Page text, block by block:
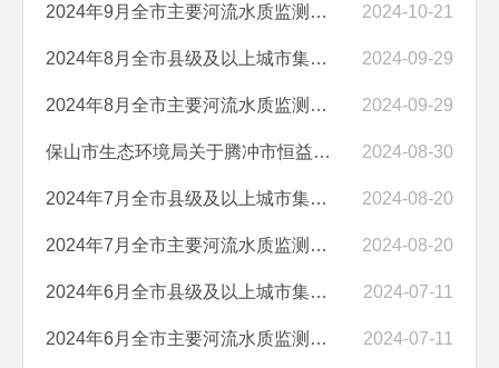
2024年9月全市主要河流水质监测状况 2024-10-21
2024年8月全市县级及以上城市集中式饮用水水源地水质监测状况 2024-09-29
2024年8月全市主要河流水质监测状况 2024-09-29
保山市生态环境局关于腾冲市恒益矿产品经贸有限责任公司滇滩铁矿东排土... 2024-08-30
2024年7月全市县级及以上城市集中式饮用水水源地水质监测状况 2024-08-20
2024年7月全市主要河流水质监测状况 2024-08-20
2024年6月全市县级及以上城市集中式饮用水水源地水质监测状况 2024-07-11
2024年6月全市主要河流水质监测状况 2024-07-11